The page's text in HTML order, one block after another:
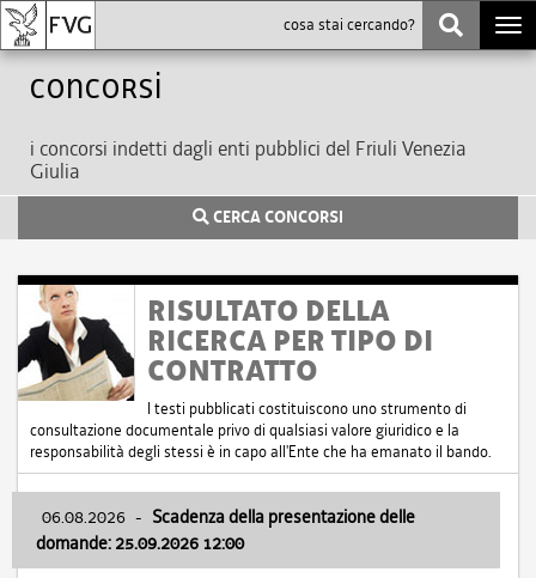
Concorsi
i concorsi indetti dagli enti pubblici del Friuli Venezia
Giulia
CERCA CONCORSI
RISULTATO DELLA
RICERCA PER TIPO DI
CONTRATTO
I testi pubblicati costituiscono uno strumento di
consultazione documentale privo di qualsiasi valore giuridico e la
responsabilità degli stessi è in capo all'Ente che ha emanato il bando.
06.08.2026 - Scadenza della presentazione delle
domande: 25.09.2026 12:00